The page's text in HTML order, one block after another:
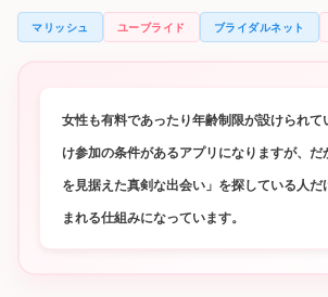
マリッシュ ユーブライド ブライダルネット
女性も有料であったり年齢制限が設けられて
け参加の条件があるアプリになりますが、だ
を見据えた真剣な出会い」を探している人だ
まれる仕組みになっています。